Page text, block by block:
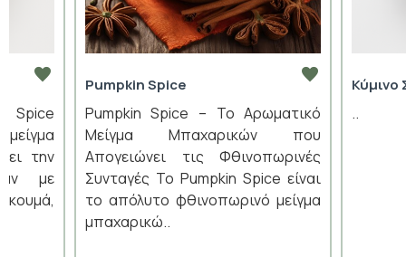
Spice
την
με
Pumpkin Spice
Pumpkin Spice – Το Αρωματικό
Μείγμα Μπαχαρικών που
Απογειώνει τις Φθινοπωρινές
Συνταγές Το Pumpkin Spice είναι
το απόλυτο φθινοπωρινό μείγμα
μπαχαρικώ..
Κύμινο
..